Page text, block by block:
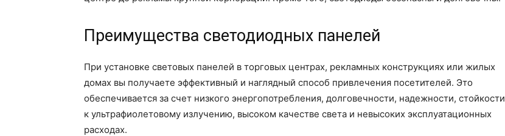
Преимущества светодиодных панелей
При установке световых панелей в торговых центрах, рекламных конструкциях или жилых
домах вы получаете эффективный и наглядный способ привлечения посетителей. Это
обеспечивается за счет низкого энергопотребления, долговечности, надежности, стойкости
к ультрафиолетовому излучению, высоком качестве света и невысоких эксплуатационных
расходах.